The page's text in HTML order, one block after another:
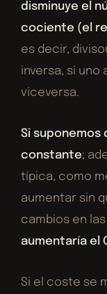
disminuye el
cociente (el
es decir,
inversa, si uno
viceversa.
Si suponemos
constante;
típica, como
aumentar sin
cambios en
aumentaría el
Si el coste se